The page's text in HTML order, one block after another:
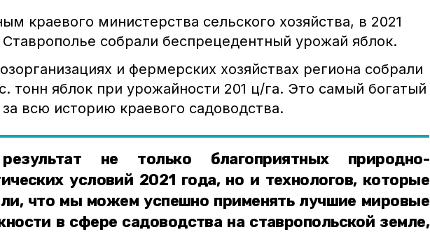
краевого министерства сельского хозяйства, в 2021
Ставрополье собрали беспрецедентный урожай яблок.
и фермерских хозяйствах региона собрали
тонн яблок при урожайности 201 ц/га. Это самый богатый
всю историю краевого садоводства.
не только благоприятных природно-
условий 2021 года, но и технологов, которые
что мы можем успешно применять лучшие мировые
в сфере садоводства на ставропольской земле,